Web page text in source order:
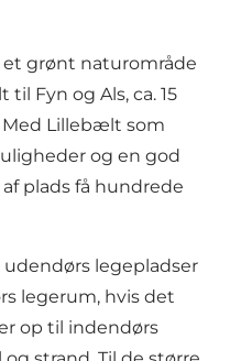
grønt naturområde
Fyn og Als, ca. 15
Med Lillebælt som
og en god
plads få hundrede
legepladser
legerum, hvis det
op til indendørs